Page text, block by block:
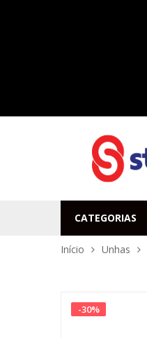
CATEGORIAS
Início Unhas
-30%